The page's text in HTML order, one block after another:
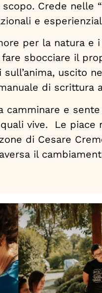
scopo. Crede nelle
e
per la natura
sbocciare il
sull’anima, uscito
di scrittura
camminare e
vive. Le piace
di Cesare
il